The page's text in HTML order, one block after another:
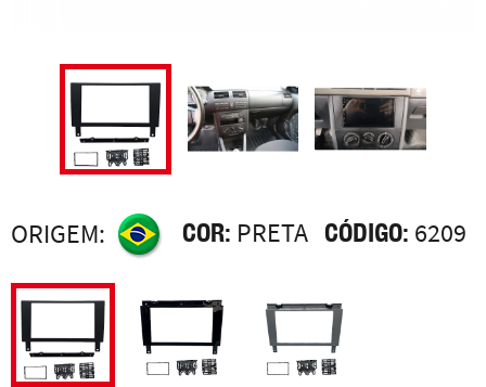
ORIGEM: COR: PRETA CÓDIGO: 6209